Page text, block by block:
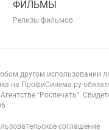
ФИЛЬМЫ
Релизы фильмов
другом использовании
на ПрофиСинема.ру
"Роспечать".
соглашение